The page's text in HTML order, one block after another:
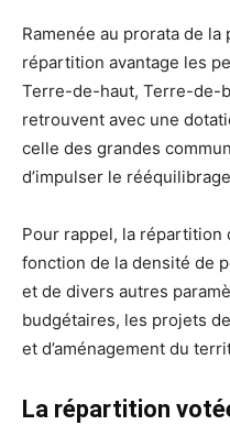
Ramenée au prorata de
répartition avantage les
Terre-de-haut, Terre-de-
retrouvent avec une
celle des grandes
d’impulser le
Pour rappel, la répartition
fonction de la densité de
et de divers autres
budgétaires, les projets
et d’aménagement du
La répartition